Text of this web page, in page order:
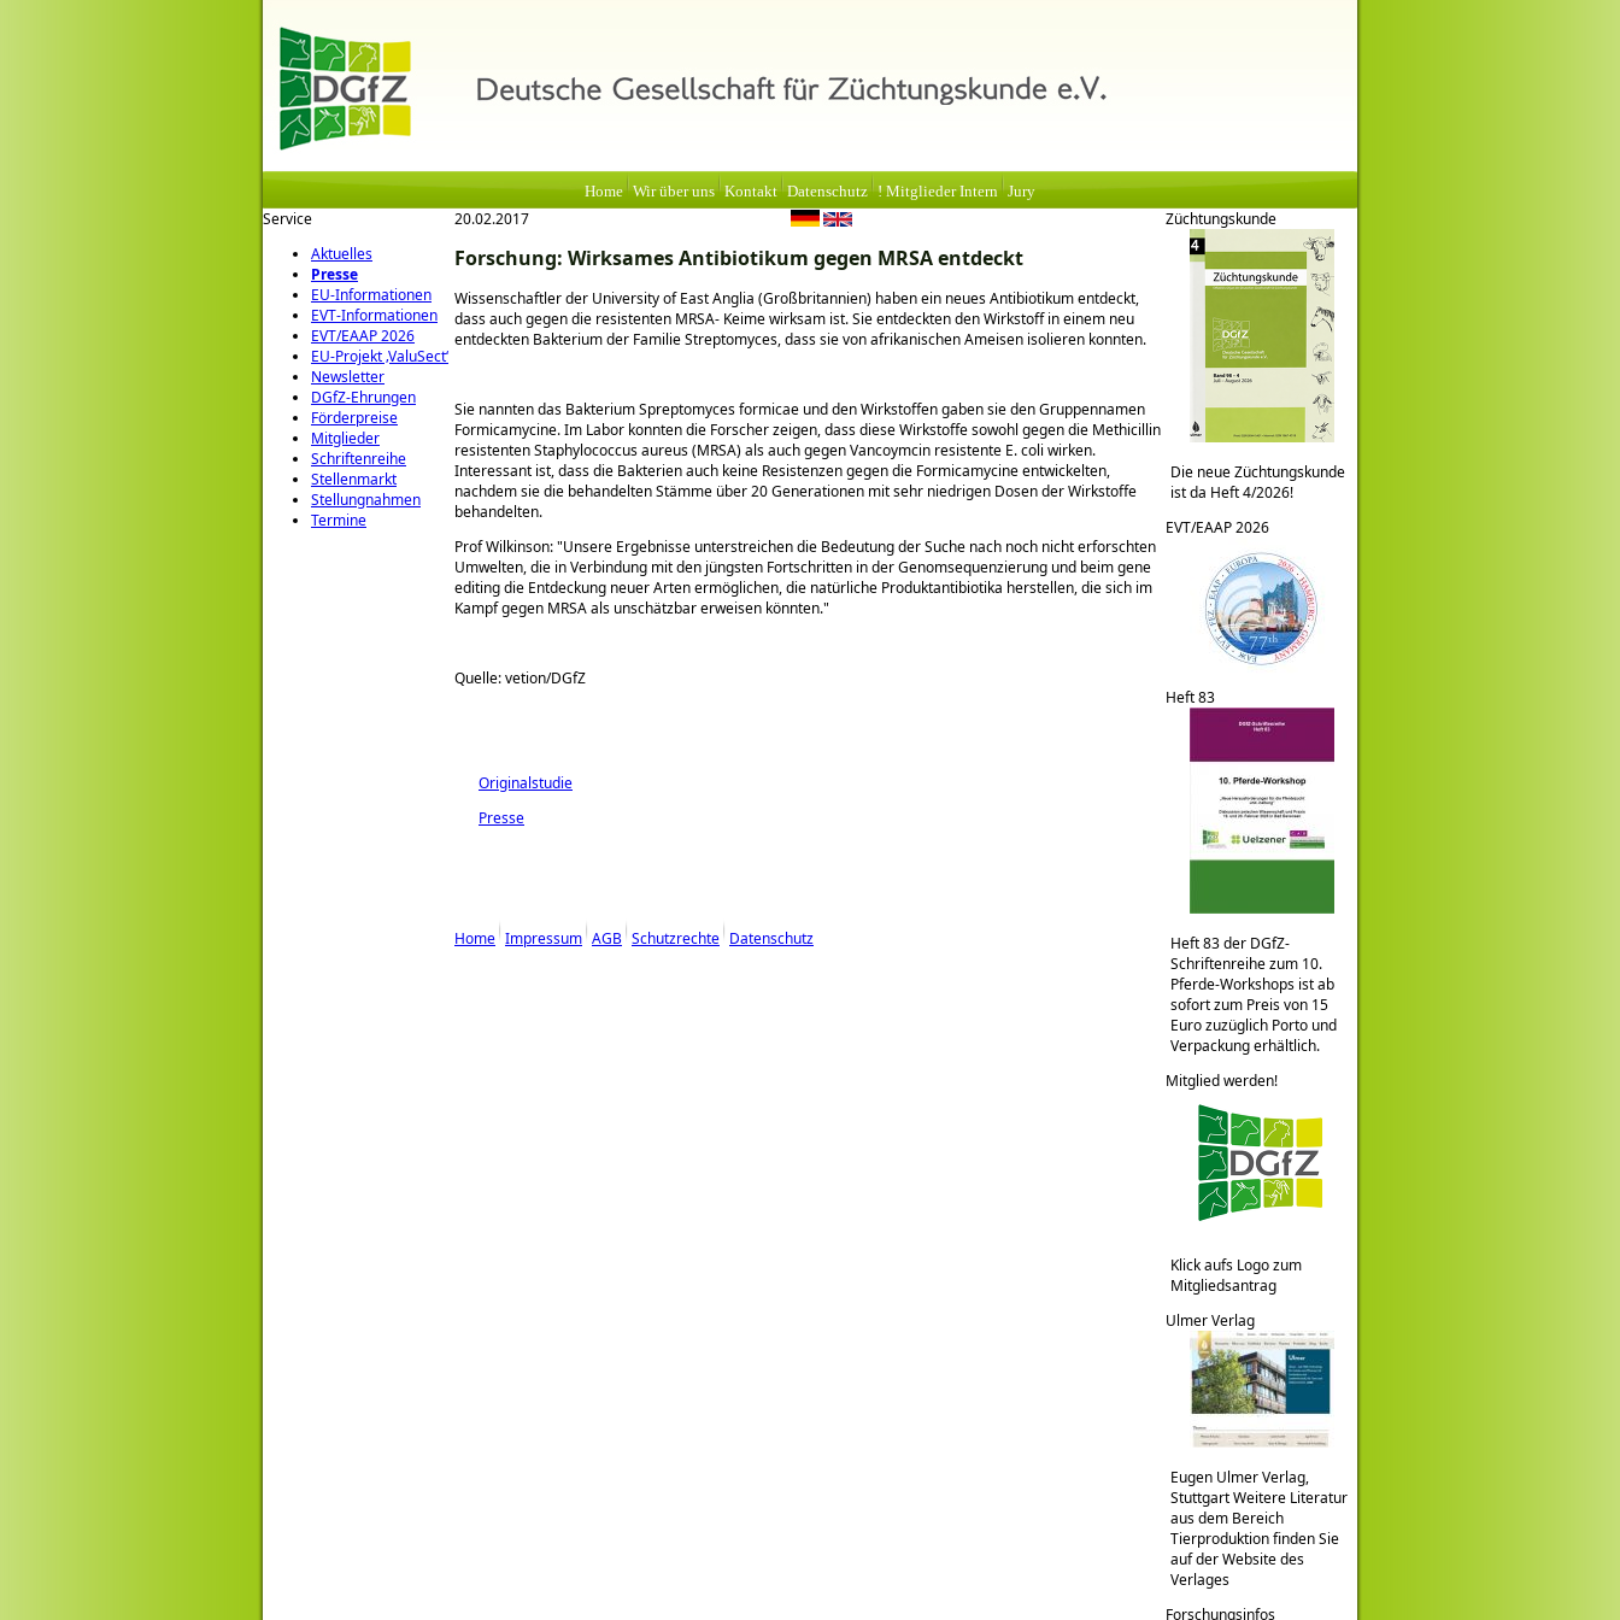
Home Wir über uns Kontakt Datenschutz ! Mitglieder Intern Jury
Service
Aktuelles
Presse
EU-Informationen
EVT-Informationen
EVT/EAAP 2026
EU-Projekt ‚ValuSect‘
Newsletter
DGfZ-Ehrungen
Förderpreise
Mitglieder
Schriftenreihe
Stellenmarkt
Stellungnahmen
Termine
20.02.2017
Forschung: Wirksames Antibiotikum gegen MRSA entdeckt
Wissenschaftler der University of East Anglia (Großbritannien) haben ein neues Antibiotikum entdeckt,
dass auch gegen die resistenten MRSA- Keime wirksam ist. Sie entdeckten den Wirkstoff in einem neu
entdeckten Bakterium der Familie Streptomyces, dass sie von afrikanischen Ameisen isolieren konnten.
Sie nannten das Bakterium Spreptomyces formicae und den Wirkstoffen gaben sie den Gruppennamen
Formicamycine. Im Labor konnten die Forscher zeigen, dass diese Wirkstoffe sowohl gegen die Methicillin
resistenten Staphylococcus aureus (MRSA) als auch gegen Vancoymcin resistente E. coli wirken.
Interessant ist, dass die Bakterien auch keine Resistenzen gegen die Formicamycine entwickelten,
nachdem sie die behandelten Stämme über 20 Generationen mit sehr niedrigen Dosen der Wirkstoffe
behandelten.
Prof Wilkinson: Unsere Ergebnisse unterstreichen die Bedeutung der Suche nach noch nicht erforschten
Umwelten, die in Verbindung mit den jüngsten Fortschritten in der Genomsequenzierung und beim gene
editing die Entdeckung neuer Arten ermöglichen, die natürliche Produktantibiotika herstellen, die sich im
Kampf gegen MRSA als unschätzbar erweisen könnten.
Quelle: vetion/DGfZ
Originalstudie
Presse
Home Impressum AGB Schutzrechte Datenschutz
Züchtungskunde
Die neue Züchtungskunde
ist da Heft 4/2026!
EVT/EAAP 2026
Heft 83
Heft 83 der DGfZ-
Schriftenreihe zum 10.
Pferde-Workshops ist ab
sofort zum Preis von 15
Euro zuzüglich Porto und
Verpackung erhältlich.
Mitglied werden!
Klick aufs Logo zum
Mitgliedsantrag
Ulmer Verlag
Eugen Ulmer Verlag,
Stuttgart Weitere Literatur
aus dem Bereich
Tierproduktion finden Sie
auf der Website des
Verlages
Forschungsinfos